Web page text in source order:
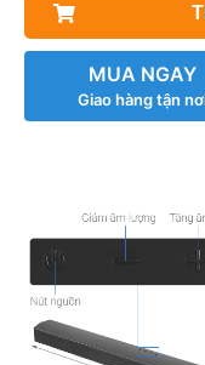
MUA NGAY
Giao hàng tận